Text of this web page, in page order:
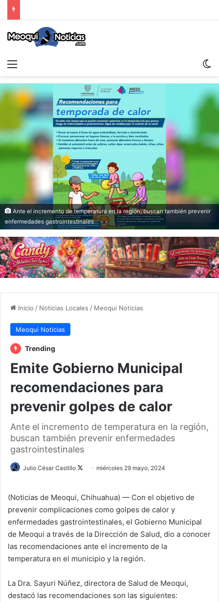
Ante el incremento de temperatura en la región, buscan también prevenir
enfermedades gastrointestinales
Inicio / Noticias Locales / Meoqui Noticias
Meoqui Noticias
Trending
Emite Gobierno Municipal
recomendaciones para
prevenir golpes de calor
Ante el incremento de temperatura en la región,
buscan también prevenir enfermedades
gastrointestinales
Julio César Castillo
w
o
n
X
miércoles 29 mayo, 2024
(Noticias de Meoqui, Chihuahua) — Con el objetivo de
prevenir complicaciones como golpes de calor y
enfermedades gastrointestinales, el Gobierno Municipal
de Meoqui a través de la Dirección de Salud, dio a conocer
las recomendaciones ante el incremento de la
temperatura en el municipio y la región.
La Dra. Sayuri Núñez, directora de Salud de Meoqui,
destacó las recomendaciones son las siguientes: